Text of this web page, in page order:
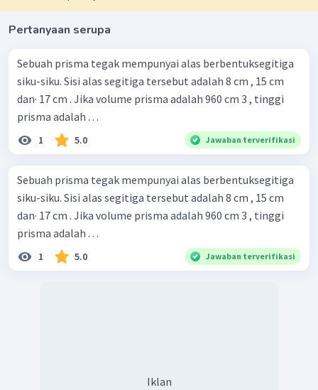
Pertanyaan serupa
Sebuah prisma tegak mempunyai alas berbentuksegitiga
siku-siku. Sisi alas segitiga tersebut adalah 8 cm , 15 cm
dan· 17 cm . Jika volume prisma adalah 960 cm 3 , tinggi
prisma adalah . . .
1 5.0 Jawaban terverifikasi
Sebuah prisma tegak mempunyai alas berbentuksegitiga
siku-siku. Sisi alas segitiga tersebut adalah 8 cm , 15 cm
dan· 17 cm . Jika volume prisma adalah 960 cm 3 , tinggi
prisma adalah . . .
1 5.0 Jawaban terverifikasi
Iklan